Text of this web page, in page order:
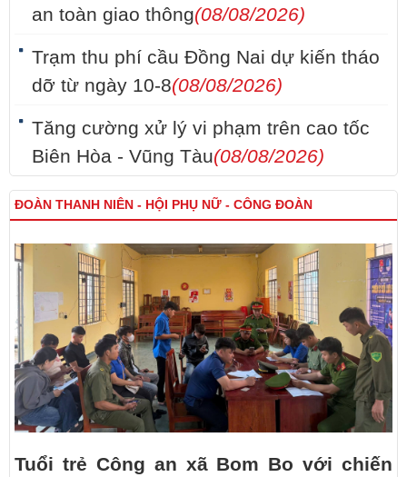
an toàn giao thông(08/08/2026)
Trạm thu phí cầu Đồng Nai dự kiến tháo
dỡ từ ngày 10-8(08/08/2026)
Tăng cường xử lý vi phạm trên cao tốc
Biên Hòa - Vũng Tàu(08/08/2026)
ĐOÀN THANH NIÊN - HỘI PHỤ NỮ - CÔNG ĐOÀN
Tuổi trẻ Công an xã Bom Bo với chiến